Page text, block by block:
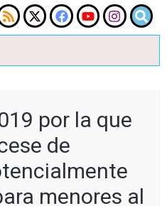
por la que
de
menores al